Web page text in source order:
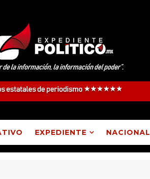
EXPEDIENTE NACIONAL